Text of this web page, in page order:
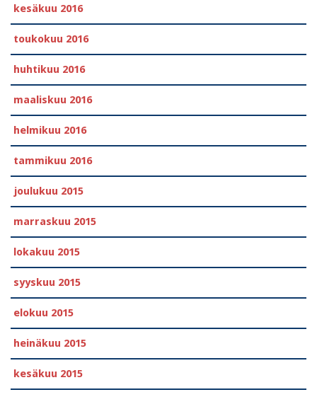
kesäkuu 2016
toukokuu 2016
huhtikuu 2016
maaliskuu 2016
helmikuu 2016
tammikuu 2016
joulukuu 2015
marraskuu 2015
lokakuu 2015
syyskuu 2015
elokuu 2015
heinäkuu 2015
kesäkuu 2015